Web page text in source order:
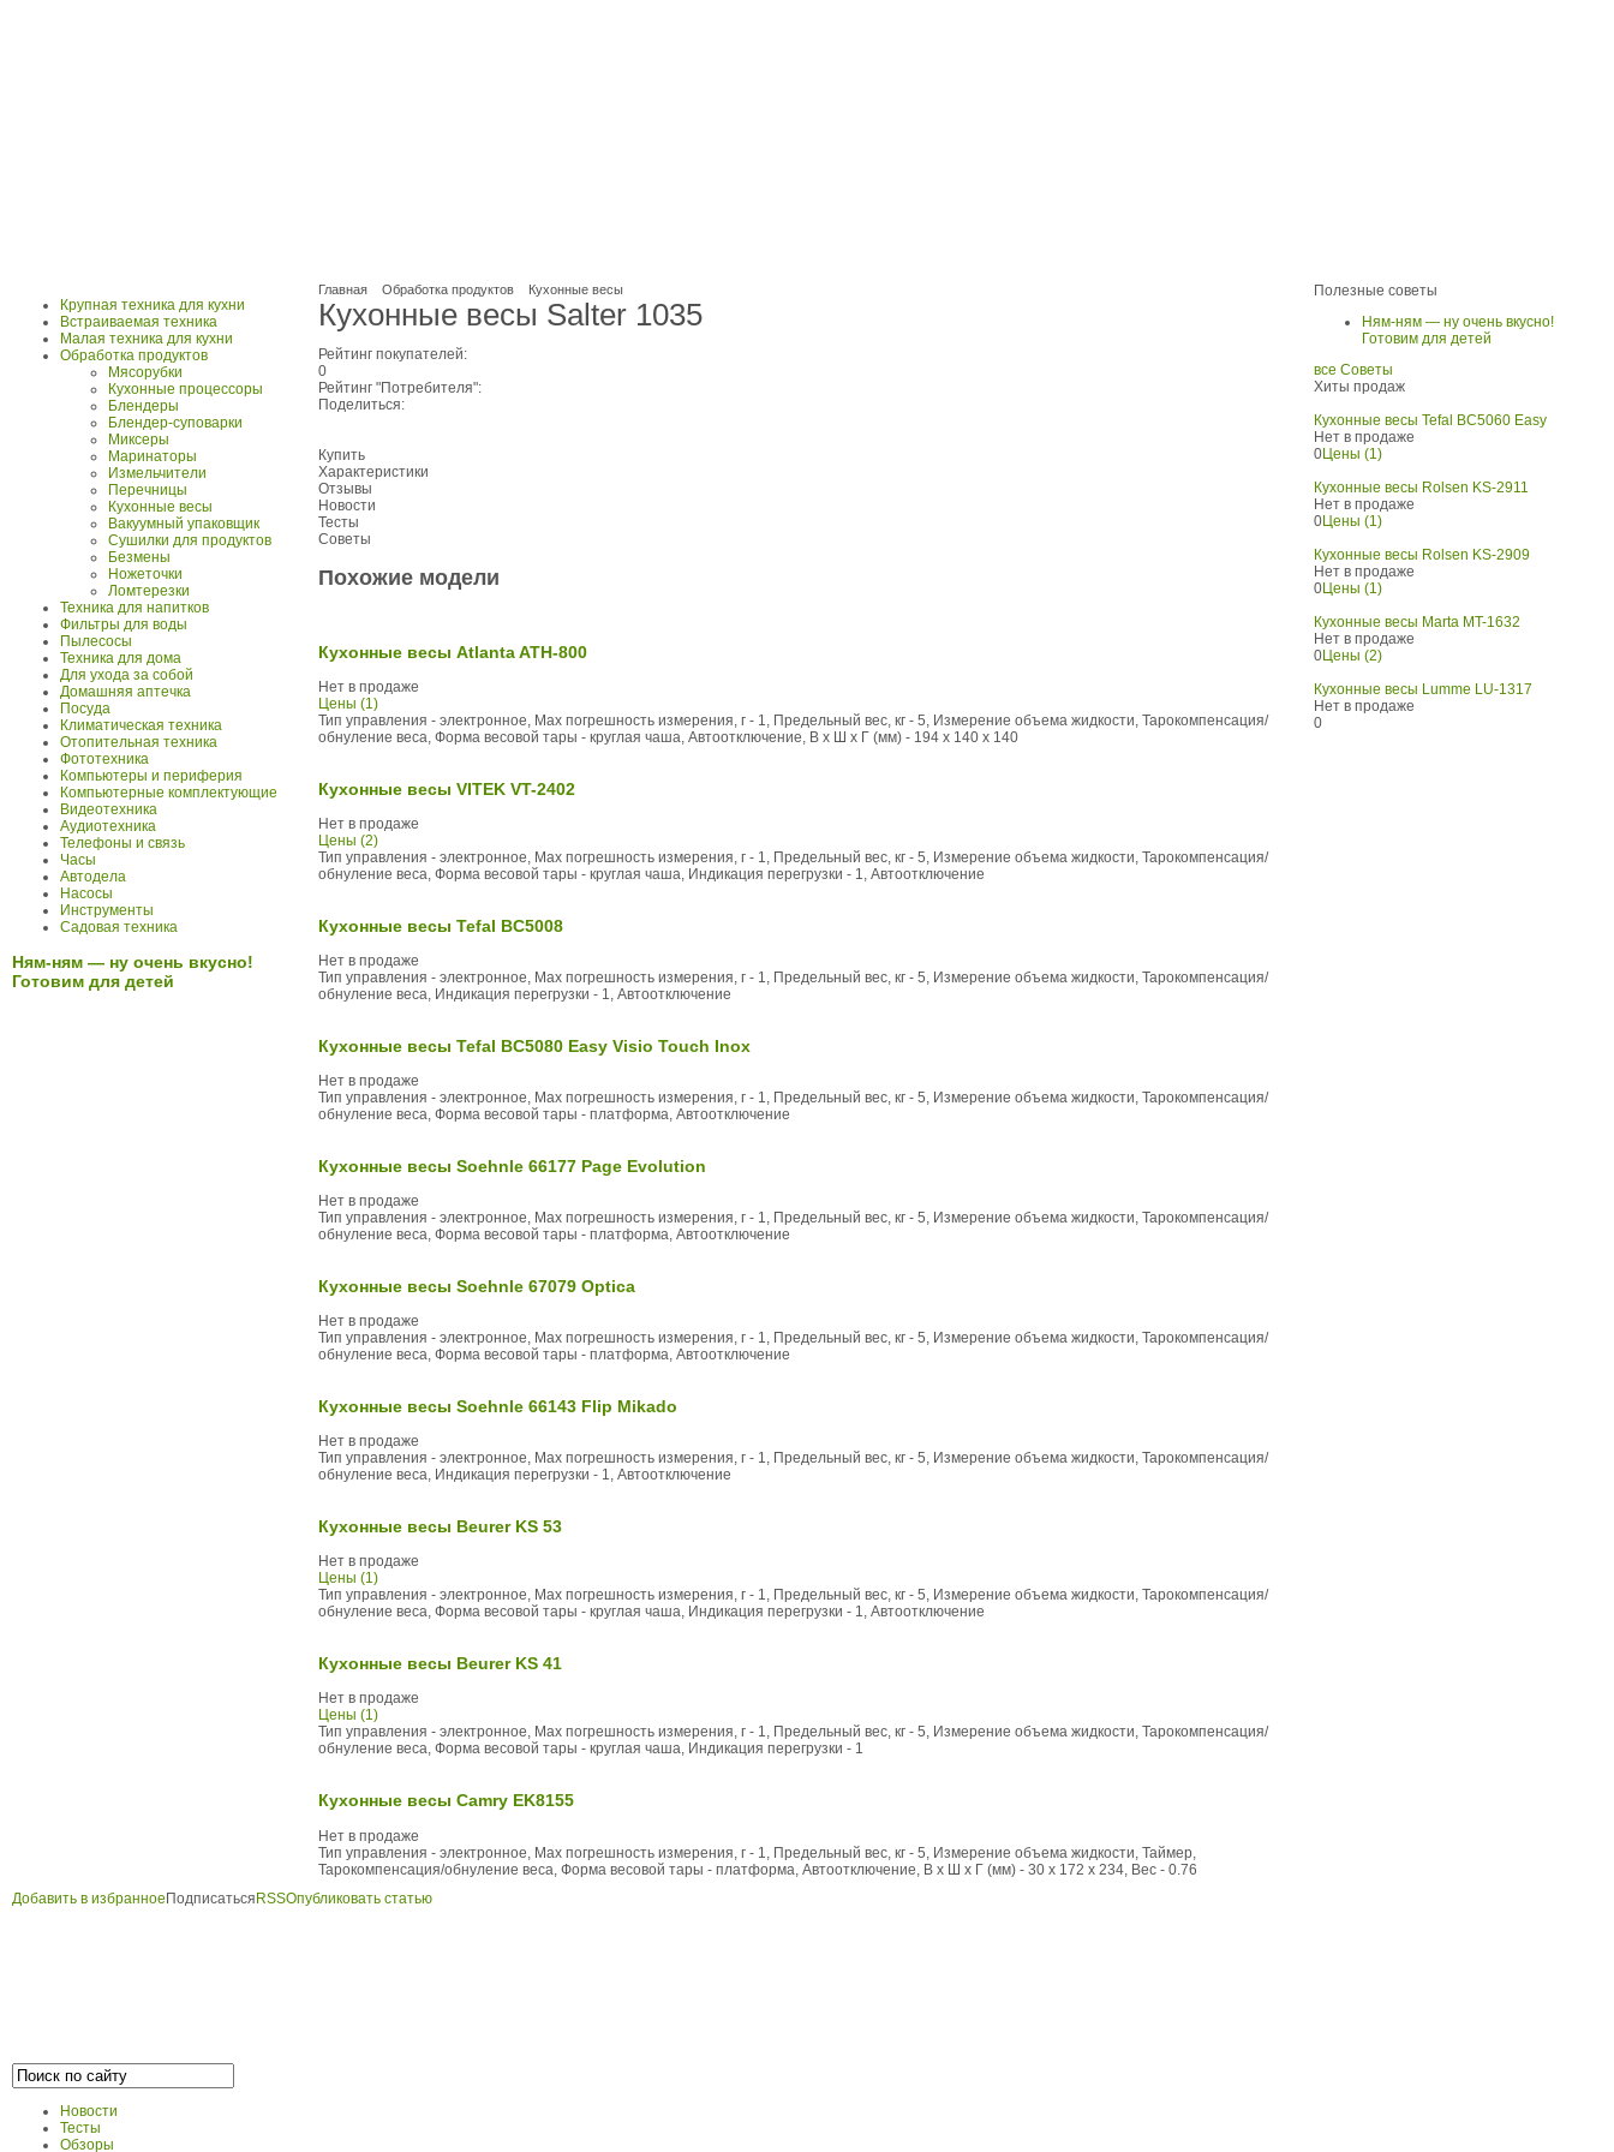
Главная Обработка продуктов Кухонные весы
Кухонные весы Salter 1035
Рейтинг покупателей:
0
Рейтинг "Потребителя":
Поделиться:
Купить
Характеристики
Отзывы
Новости
Тесты
Советы
Похожие модели
Кухонные весы Atlanta ATH-800
Нет в продаже
Цены (1)
Тип управления - электронное, Max погрешность измерения, г - 1, Предельный вес, кг - 5, Измерение объема жидкости, Тарокомпенсация/
обнуление веса, Форма весовой тары - круглая чаша, Автоотключение, В x Ш x Г (мм) - 194 x 140 x 140
Кухонные весы VITEK VT-2402
Нет в продаже
Цены (2)
Тип управления - электронное, Max погрешность измерения, г - 1, Предельный вес, кг - 5, Измерение объема жидкости, Тарокомпенсация/
обнуление веса, Форма весовой тары - круглая чаша, Индикация перегрузки - 1, Автоотключение
Кухонные весы Tefal BC5008
Нет в продаже
Тип управления - электронное, Max погрешность измерения, г - 1, Предельный вес, кг - 5, Измерение объема жидкости, Тарокомпенсация/
обнуление веса, Индикация перегрузки - 1, Автоотключение
Кухонные весы Tefal BC5080 Easy Visio Touch Inox
Нет в продаже
Тип управления - электронное, Max погрешность измерения, г - 1, Предельный вес, кг - 5, Измерение объема жидкости, Тарокомпенсация/
обнуление веса, Форма весовой тары - платформа, Автоотключение
Кухонные весы Soehnle 66177 Page Evolution
Нет в продаже
Тип управления - электронное, Max погрешность измерения, г - 1, Предельный вес, кг - 5, Измерение объема жидкости, Тарокомпенсация/
обнуление веса, Форма весовой тары - платформа, Автоотключение
Кухонные весы Soehnle 67079 Optica
Нет в продаже
Тип управления - электронное, Max погрешность измерения, г - 1, Предельный вес, кг - 5, Измерение объема жидкости, Тарокомпенсация/
обнуление веса, Форма весовой тары - платформа, Автоотключение
Кухонные весы Soehnle 66143 Flip Mikado
Нет в продаже
Тип управления - электронное, Max погрешность измерения, г - 1, Предельный вес, кг - 5, Измерение объема жидкости, Тарокомпенсация/
обнуление веса, Индикация перегрузки - 1, Автоотключение
Кухонные весы Beurer KS 53
Нет в продаже
Цены (1)
Тип управления - электронное, Max погрешность измерения, г - 1, Предельный вес, кг - 5, Измерение объема жидкости, Тарокомпенсация/
обнуление веса, Форма весовой тары - круглая чаша, Индикация перегрузки - 1, Автоотключение
Кухонные весы Beurer KS 41
Нет в продаже
Цены (1)
Тип управления - электронное, Max погрешность измерения, г - 1, Предельный вес, кг - 5, Измерение объема жидкости, Тарокомпенсация/
обнуление веса, Форма весовой тары - круглая чаша, Индикация перегрузки - 1
Кухонные весы Camry EK8155
Нет в продаже
Тип управления - электронное, Max погрешность измерения, г - 1, Предельный вес, кг - 5, Измерение объема жидкости, Таймер,
Тарокомпенсация/обнуление веса, Форма весовой тары - платформа, Автоотключение, В x Ш x Г (мм) - 30 x 172 x 234, Вес - 0.76
Крупная техника для кухни
Встраиваемая техника
Малая техника для кухни
Обработка продуктов
Мясорубки
Кухонные процессоры
Блендеры
Блендер-суповарки
Миксеры
Маринаторы
Измельчители
Перечницы
Кухонные весы
Вакуумный упаковщик
Сушилки для продуктов
Безмены
Ножеточки
Ломтерезки
Техника для напитков
Фильтры для воды
Пылесосы
Техника для дома
Для ухода за собой
Домашняя аптечка
Посуда
Климатическая техника
Отопительная техника
Фототехника
Компьютеры и периферия
Компьютерные комплектующие
Видеотехника
Аудиотехника
Телефоны и связь
Часы
Автодела
Насосы
Инструменты
Садовая техника
Ням-ням — ну очень вкусно!
Готовим для детей
Полезные советы
Ням-ням — ну очень вкусно!
Готовим для детей
все Советы
Хиты продаж
Кухонные весы Tefal BC5060 Easy
Нет в продаже
0Цены (1)
Кухонные весы Rolsen KS-2911
Нет в продаже
0Цены (1)
Кухонные весы Rolsen KS-2909
Нет в продаже
0Цены (1)
Кухонные весы Marta MT-1632
Нет в продаже
0Цены (2)
Кухонные весы Lumme LU-1317
Нет в продаже
0
Добавить в избранноеПодписатьсяRSSОпубликовать статью
Новости
Тесты
Обзоры